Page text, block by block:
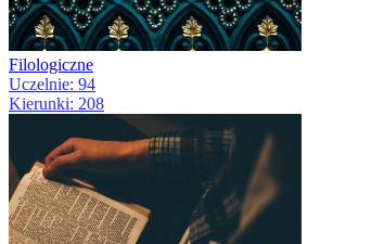
Filologiczne
Uczelnie: 94
Kierunki: 208